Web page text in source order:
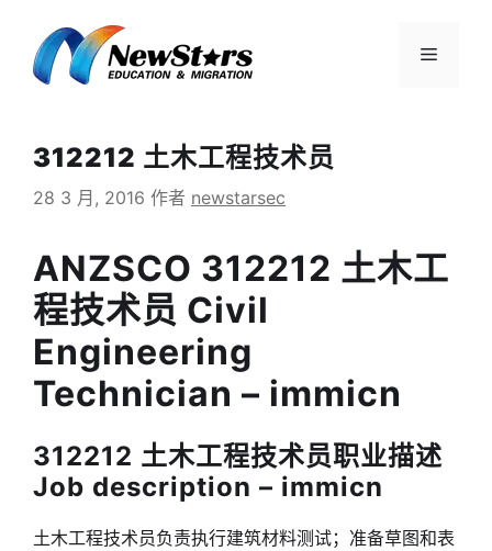
菜
312212 土木工程技术员
28 3 月, 2016 作者 newstarsec
ANZSCO 312212 土木工
程技术员 Civil
Engineering
Technician – immicn
312212 土木工程技术员职业描述
Job description – immicn
土木工程技术员负责执行建筑材料测试；准备草图和表